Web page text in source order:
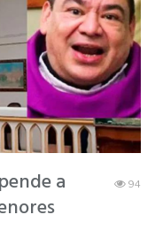
a
94